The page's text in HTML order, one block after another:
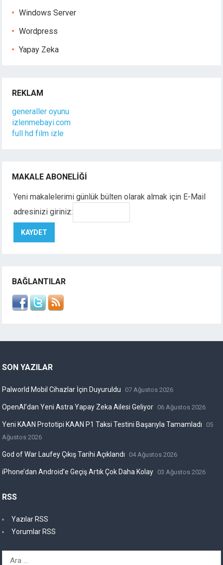
Windows Server
Wordpress
Yapay Zeka
REKLAM
generaller oyunu
izlenmebayi.com
full hd film izle
MAKALE ABONELIĞI
Yeni makalelerimi günlük bülten olarak almak için E-Mail
adresinizi giriniz:
BAĞLANTILAR
SON YAZILAR
Palworld Mobil Cihazlar İçin Duyuruldu 07 Ağustos 2026
OpenAI’dan Yeni Astra Yapay Zeka Ailesi Geliyor 06 Ağustos 2026
Yeni KAAN Prototipi KAAN P1 Taksi Testini Başarıyla Tamamladı
05
Ağustos 2026
God of War Laufey Çıkış Tarihi Açıklandı 04 Ağustos 2026
iPhone’dan Android’e Geçiş Artık Çok Daha Kolay 03 Ağustos 2026
RSS
Yazılar RSS
Yorumlar RSS
Arama: